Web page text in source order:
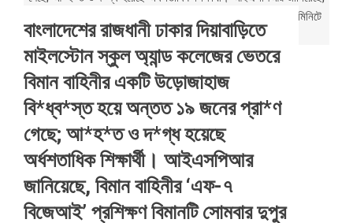
বাংলাদেশের রাজধানী ঢাকার দিয়াবাড়িতে
মাইলস্টোন স্কুল অ্যান্ড কলেজের ভেতরে
বিমান বাহিনীর একটি উড়োজাহাজ
বি*ধ্ব*স্ত হয়ে অন্তত ১৯ জনের প্রা*ণ
গেছে; আ*হ*ত ও দ*গ্ধ হয়েছে
অর্ধশতাধিক শিক্ষার্থী। আইএসপিআর
জানিয়েছে, বিমান বাহিনীর ‘এফ-৭
বিজেআই’ প্রশিক্ষণ বিমানটি সোমবার দুপুর